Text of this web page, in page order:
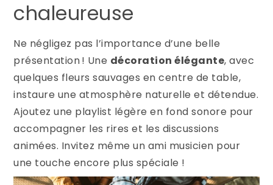
chaleureuse
Ne négligez pas l’importance d’une belle
présentation ! Une décoration élégante, avec
quelques fleurs sauvages en centre de table,
instaure une atmosphère naturelle et détendue.
Ajoutez une playlist légère en fond sonore pour
accompagner les rires et les discussions
animées. Invitez même un ami musicien pour
une touche encore plus spéciale !